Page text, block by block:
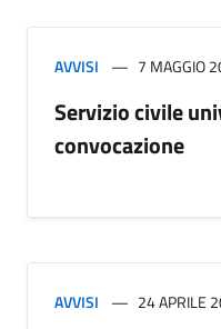
AVVISI 7 MAGGIO
Servizio civile
convocazione
AVVISI 24 APRILE